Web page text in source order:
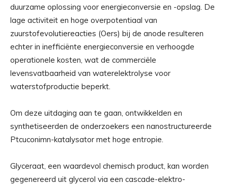
duurzame oplossing voor energieconversie en -opslag. De
lage activiteit en hoge overpotentiaal van
zuurstofevolutiereacties (Oers) bij de anode resulteren
echter in inefficiënte energieconversie en verhoogde
operationele kosten, wat de commerciële
levensvatbaarheid van waterelektrolyse voor
waterstofproductie beperkt.
Om deze uitdaging aan te gaan, ontwikkelden en
synthetiseerden de onderzoekers een nanostructureerde
Ptcuconimn-katalysator met hoge entropie.
Glyceraat, een waardevol chemisch product, kan worden
gegenereerd uit glycerol via een cascade-elektro-